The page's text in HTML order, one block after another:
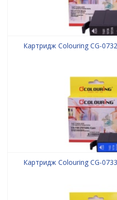
Картридж Colouring CG-
Картридж Colouring CG-